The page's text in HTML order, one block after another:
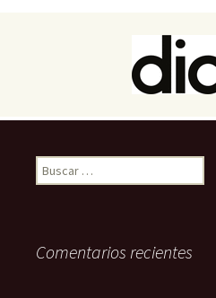
Buscar:
Comentarios recientes